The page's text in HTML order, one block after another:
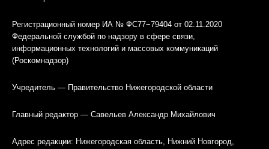
Регистрационный номер ИА № ФС77−79404 от 02.11.2020
Федеральной службой по надзору в сфере связи,
информационных технологий и массовых коммуникаций
(Роскомнадзор)
Учредитель — Правительство Нижегородской области
Главный редактор — Савельев Александр Михайлович
Адрес редакции: Нижегородская область, Нижний Новгород,